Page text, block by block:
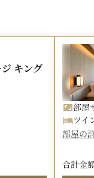
預かりしチェッ
合、都の条例に
円、1万5千円以
事前決済）にかか
。
定されており、
のプリントを頂戴
お預かりしチェ
キング
部屋
ツイ
部屋の
合計金